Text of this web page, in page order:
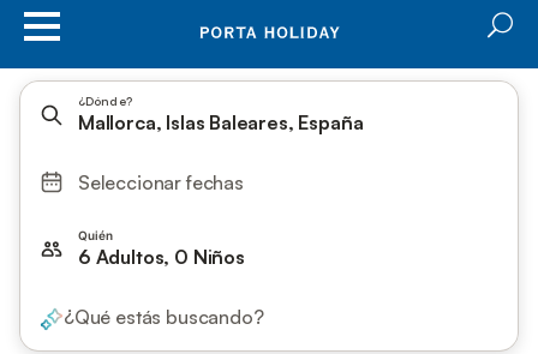
¿Dónde?
Mallorca, Islas Baleares, España
Seleccionar fechas
Quién
6 Adultos, 0 Niños
¿Qué estás buscando?